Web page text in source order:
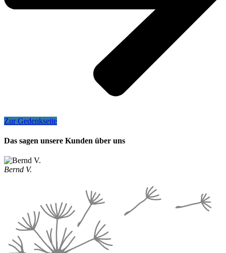
Zur Gedenkseite
Das sagen unsere Kunden über uns
Bernd V.